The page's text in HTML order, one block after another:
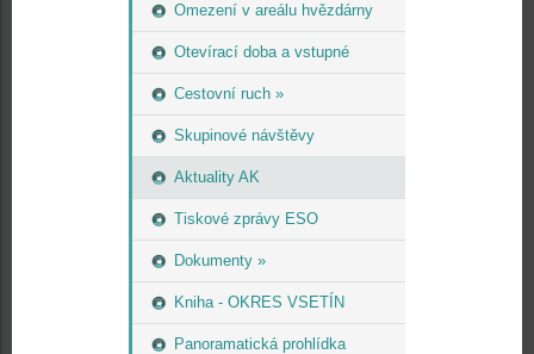
Omezení v areálu hvězdárny
Otevírací doba a vstupné
Cestovní ruch »
Skupinové návštěvy
Aktuality AK
Tiskové zprávy ESO
Dokumenty »
Kniha - OKRES VSETÍN
Panoramatická prohlídka